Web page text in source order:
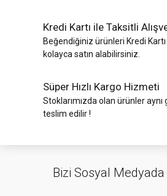
Kredi Kartı ile Taksitli
Beğendiğiniz ürünleri Kredi
kolayca satın alabilirsiniz.
Süper Hızlı Kargo Hizmeti
Stoklarımızda olan ürünler
teslim edilir !
Bizi Sosyal Medyada